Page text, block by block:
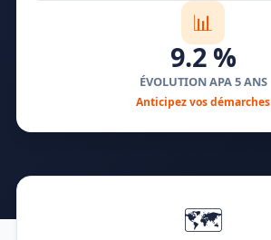
📊
9.2 %
ÉVOLUTION APA 5 ANS
Anticipez vos démarches
🗺️